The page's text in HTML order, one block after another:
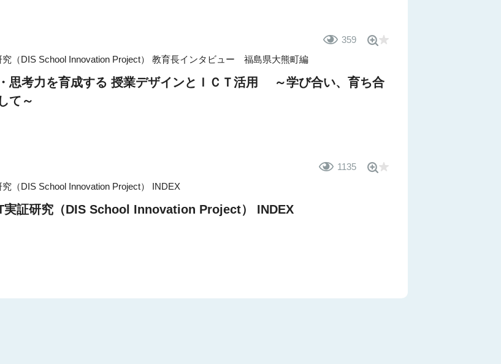
359
（DIS School Innovation Project） 教育長インタビュー 福島県大熊町編
思考力を育成する 授業デザインとＩＣＴ活用 ～学び合い、育ち合
て～
1135
（DIS School Innovation Project） INDEX
実証研究（DIS School Innovation Project） INDEX